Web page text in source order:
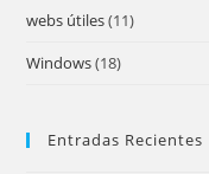
webs útiles(11)
Windows(18)
Entradas Recientes